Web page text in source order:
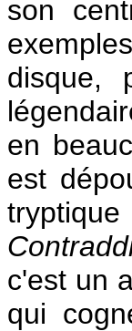
son
disque,
en
est
c'est un
qui